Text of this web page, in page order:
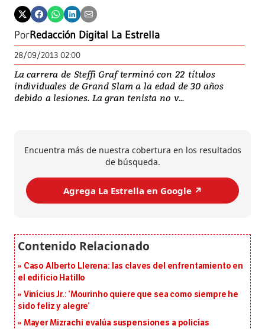
PorRedacción Digital La Estrella
28/09/2013 02:00
La carrera de Steffi Graf terminó con 22 títulos
individuales de Grand Slam a la edad de 30 años
debido a lesiones. La gran tenista no v...
Encuentra más de nuestra cobertura en los resultados
de búsqueda.
Agrega La Estrella en Google ↗️
Caso Alberto Llerena: las claves del enfrentamiento en
el edificio Hatillo
Vinícius Jr.: ‘Mourinho quiere que sea como siempre he
sido feliz y alegre’
Mayer Mizrachi evalúa suspensiones a policías